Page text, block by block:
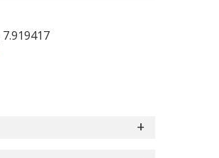
7.919417